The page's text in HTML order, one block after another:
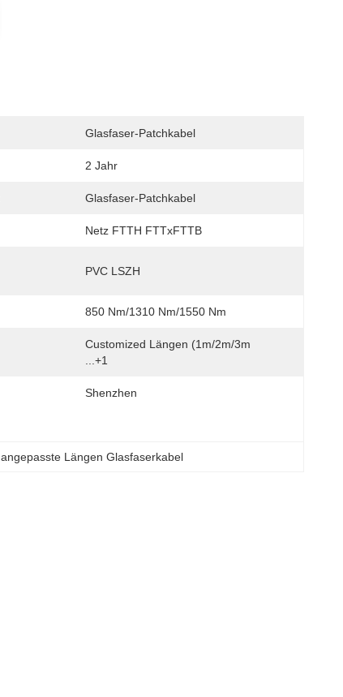
Glasfaser-Patchkabel
2 Jahr
Glasfaser-Patchkabel
Netz FTTH FTTxFTTB
PVC LSZH
850 Nm/1310 Nm/1550 Nm
Customized Längen (1m/2m/3m
...+1
Shenzhen
, angepasste Längen Glasfaserkabel